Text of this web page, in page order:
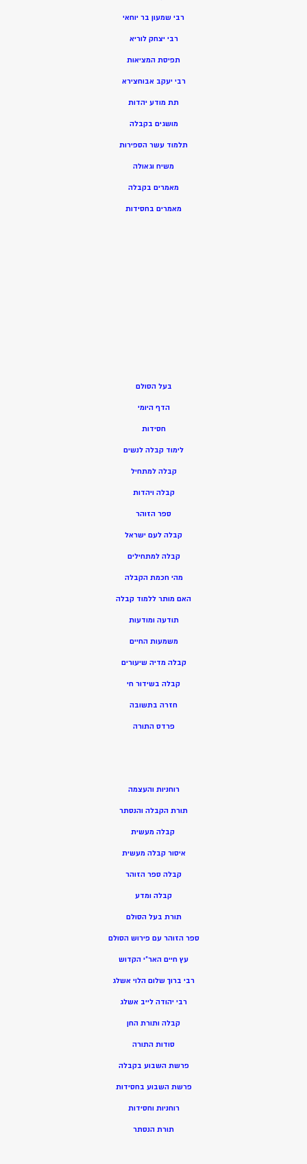
רבי שמעון בר יוחאי
רבי יצחק לוריא
תפיסת המציאות
רבי יעקב אבוחצירא
תת מודע יהדות
מושגים בקבלה
תלמוד עשר הספירות
משיח וגאולה
מאמרים בקבלה
מאמרים בחסידות
בעל הסולם
הדף היומי
חסידות
לימוד קבלה לנשים
קבלה למתחיל
קבלה ויהדות
ספר הזוהר
קבלה לעם ישראל
קבלה למתחילים
מהי חכמת הקבלה
האם מותר ללמוד קבלה
תודעה ומודעות
משמעות החיים
קבלה מדיה שיעורים
קבלה בשידור חי
חזרה בתשובה
פרדס התורה
רוחניות והעצמה
תורת הקבלה והנסתר
קבלה מעשית
איסור קבלה מעשית
קבלה ספר הזוהר
קבלה ומדע
תורת בעל הסולם
ספר הזוהר עם פירוש הסולם
עץ חיים האר”י הקדוש
רבי ברוך שלום הלוי אשלג
רבי יהודה לייב אשלג
קבלה ותורת החן
סודות התורה
פרשת השבוע בקבלה
פרשת השבוע בחסידות
רוחניות וחסידות
תורת הנסתר